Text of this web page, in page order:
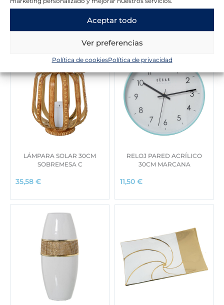
Aceptar todo
Ver preferencias
Política de cookiesPolítica de privacidad
Novedades en la tienda
LÁMPARA SOLAR 30CM
SOBREMESA C
35,58 €
RELOJ PARED ACRÍLICO
30CM MARCANA
11,50 €